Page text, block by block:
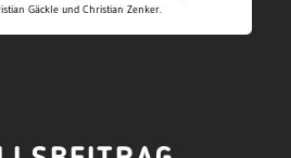
Gäckle und Christian Zenker.